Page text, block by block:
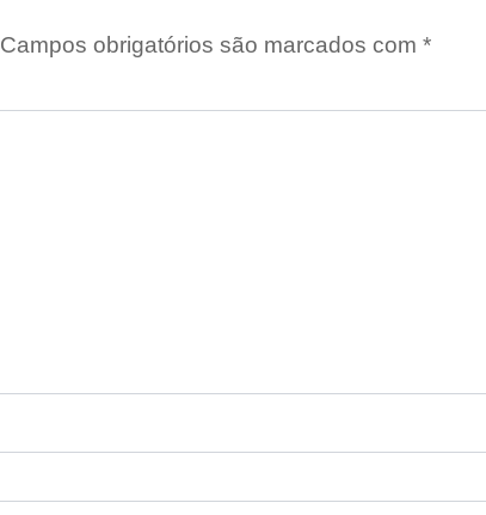
Campos obrigatórios são marcados com *